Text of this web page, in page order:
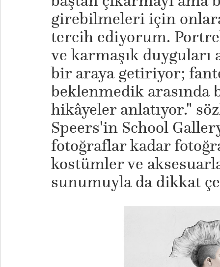
girebilmeleri için
tercih ediyorum.
ve karmaşık duyguları
bir araya getiriyor;
beklenmedik arasında
hikâyeler anlatıyor."
Speers'in School
fotoğraflar kadar
kostümler ve
sunumuyla da dikkat